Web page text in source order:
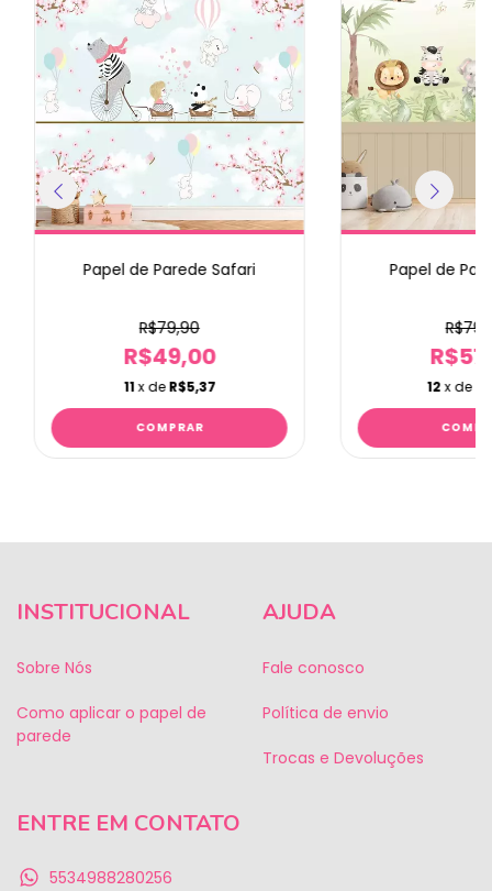
Papel de Parede Safari
R$79,90
R$49,00
11x deR$5,37
Papel de
12 x de
INSTITUCIONAL
Sobre Nós
Como aplicar o papel de
parede
AJUDA
Fale conosco
Política de envio
Trocas e Devoluções
ENTRE EM CONTATO
5534988280256